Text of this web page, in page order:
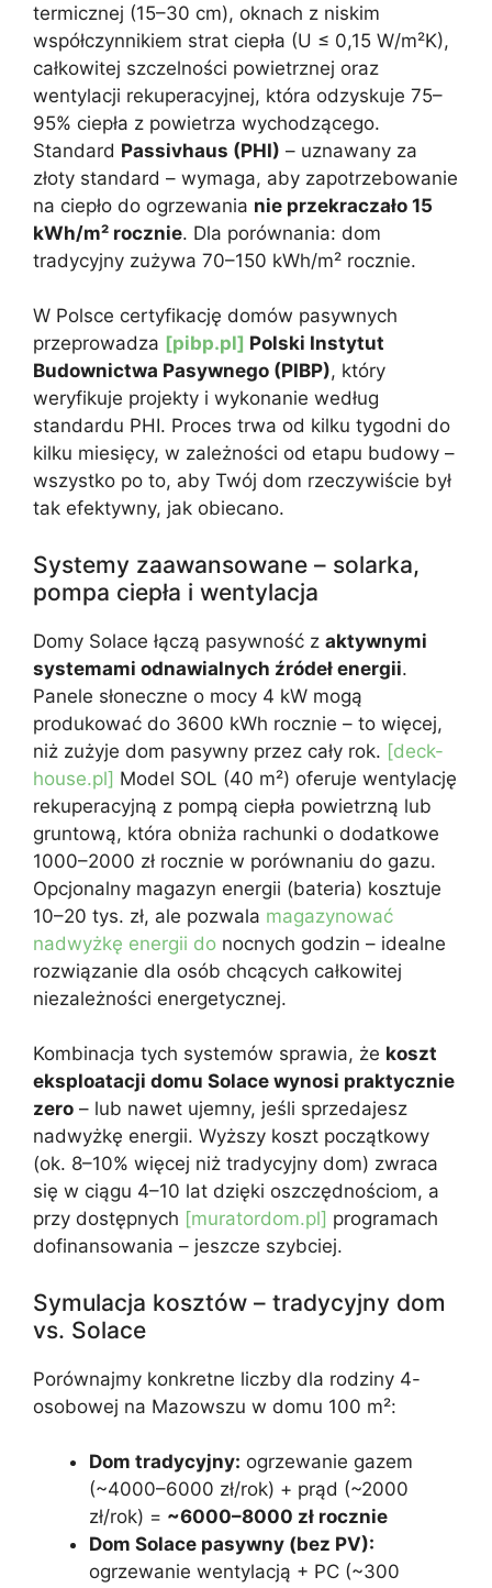
termicznej (15–30 cm), oknach z niskim
współczynnikiem strat ciepła (U ≤ 0,15 W/m²K),
całkowitej szczelności powietrznej oraz
wentylacji rekuperacyjnej, która odzyskuje 75–
95% ciepła z powietrza wychodzącego.
Standard Passivhaus (PHI) – uznawany za
złoty standard – wymaga, aby zapotrzebowanie
na ciepło do ogrzewania nie przekraczało 15
kWh/m² rocznie. Dla porównania: dom
tradycyjny zużywa 70–150 kWh/m² rocznie.
W Polsce certyfikację domów pasywnych
przeprowadza [pibp.pl] Polski Instytut
Budownictwa Pasywnego (PIBP), który
weryfikuje projekty i wykonanie według
standardu PHI. Proces trwa od kilku tygodni do
kilku miesięcy, w zależności od etapu budowy –
wszystko po to, aby Twój dom rzeczywiście był
tak efektywny, jak obiecano.
Systemy zaawansowane – solarka,
pompa ciepła i wentylacja
Domy Solace łączą pasywność z aktywnymi
systemami odnawialnych źródeł energii.
Panele słoneczne o mocy 4 kW mogą
produkować do 3600 kWh rocznie – to więcej,
niż zużyje dom pasywny przez cały rok. [deck-
house.pl] Model SOL (40 m²) oferuje wentylację
rekuperacyjną z pompą ciepła powietrzną lub
gruntową, która obniża rachunki o dodatkowe
1000–2000 zł rocznie w porównaniu do gazu.
Opcjonalny magazyn energii (bateria) kosztuje
10–20 tys. zł, ale pozwala magazynować
nadwyżkę energii do nocnych godzin – idealne
rozwiązanie dla osób chcących całkowitej
niezależności energetycznej.
Kombinacja tych systemów sprawia, że koszt
eksploatacji domu Solace wynosi praktycznie
zero – lub nawet ujemny, jeśli sprzedajesz
nadwyżkę energii. Wyższy koszt początkowy
(ok. 8–10% więcej niż tradycyjny dom) zwraca
się w ciągu 4–10 lat dzięki oszczędnościom, a
przy dostępnych [muratordom.pl] programach
dofinansowania – jeszcze szybciej.
Symulacja kosztów – tradycyjny dom
vs. Solace
Porównajmy konkretne liczby dla rodziny 4-
osobowej na Mazowszu w domu 100 m²:
Dom tradycyjny: ogrzewanie gazem
(~4000–6000 zł/rok) + prąd (~2000
zł/rok) = ~6000–8000 zł rocznie
Dom Solace pasywny (bez PV):
ogrzewanie wentylacją + PC (~300